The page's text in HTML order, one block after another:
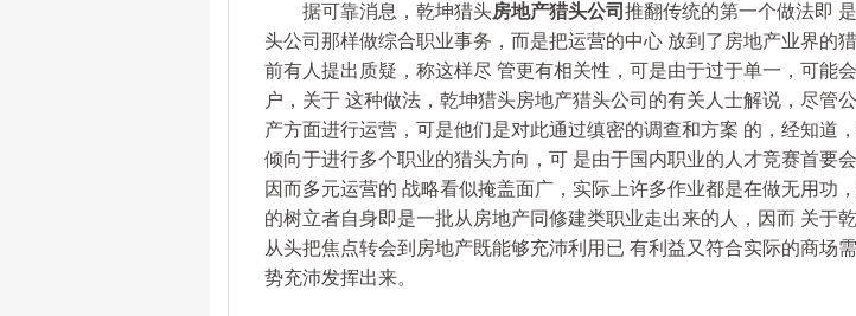
据可靠消息，乾坤猎头房地产猎头公司 推翻传统的第一个做法即
头公司那样做综合职业事务，而是把运营的中心 放到了房地产业界的
前有人提出质疑，称这样尽 管更有相关性，可是由于过于单一，可能
户，关于 这种做法，乾坤猎头房地产猎头公司的有关人士解说，尽管
产方面进行运营，可是他们是对此通过缜密的调查和方案 的，经知道
倾向于进行多个职业的猎头方向，可 是由于国内职业的人才竞赛首要
因而多元运营的 战略看似掩盖面广，实际上许多作业都是在做无用功，
的树立者自身即是一批从房地产同修建类职业走出来的人，因而 关于
从头把焦点转会到房地产既能够充沛利用已 有利益又符合实际的商场
势充沛发挥出来。